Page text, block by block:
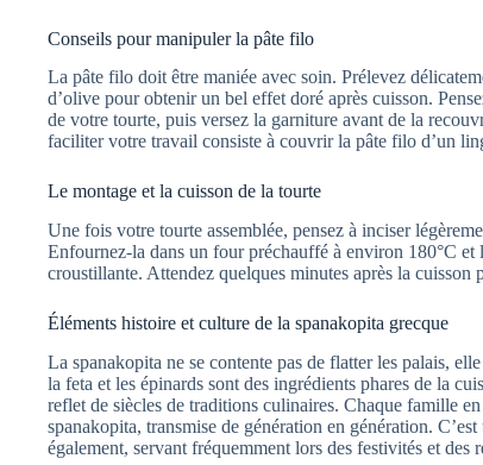
Conseils pour manipuler la pâte filo
La pâte filo doit être maniée avec soin. Prélevez
d’olive pour obtenir un bel effet doré après cuisson.
de votre tourte, puis versez la garniture avant de la
faciliter votre travail consiste à couvrir la pâte filo d’un
Le montage et la cuisson de la tourte
Une fois votre tourte assemblée, pensez à inciser
Enfournez-la dans un four préchauffé à environ 180°C et
croustillante. Attendez quelques minutes après la cuisson
Éléments histoire et culture de la spanakopita grecque
La spanakopita ne se contente pas de flatter les palais,
la feta et les épinards sont des ingrédients phares de la
reflet de siècles de traditions culinaires. Chaque famille
spanakopita, transmise de génération en génération.
également, servant fréquemment lors des festivités et des